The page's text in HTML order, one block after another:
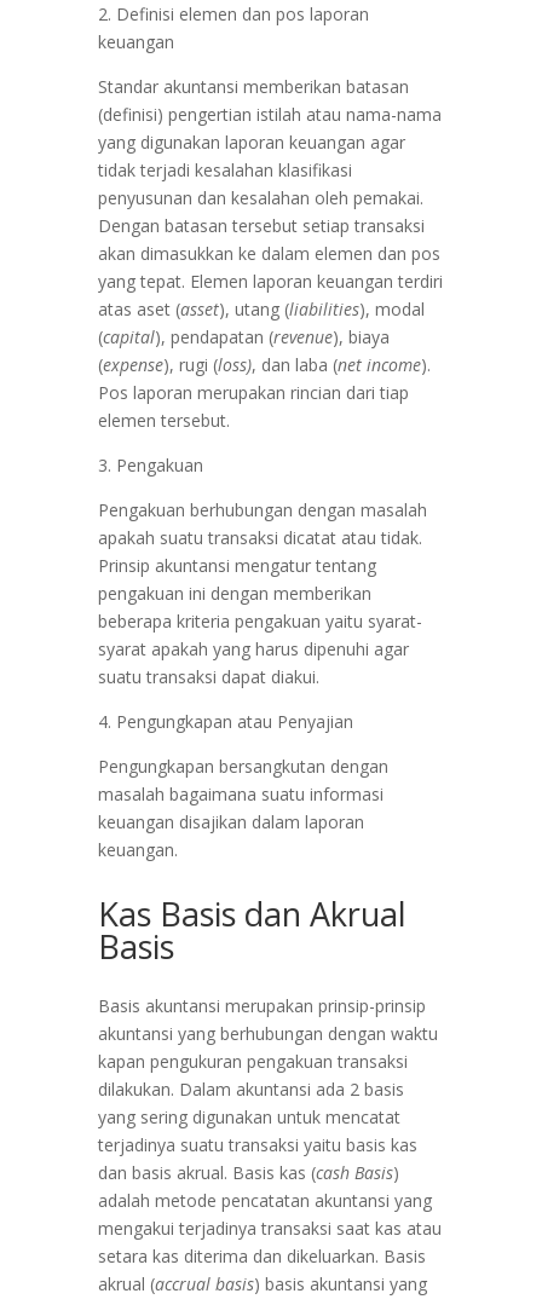
2. Definisi elemen dan pos laporan
keuangan
Standar akuntansi memberikan batasan
(definisi) pengertian istilah atau nama-nama
yang digunakan laporan keuangan agar
tidak terjadi kesalahan klasifikasi
penyusunan dan kesalahan oleh pemakai.
Dengan batasan tersebut setiap transaksi
akan dimasukkan ke dalam elemen dan pos
yang tepat. Elemen laporan keuangan terdiri
atas aset (asset), utang (liabilities), modal
(capital), pendapatan (revenue), biaya
(expense), rugi (loss), dan laba (net income).
Pos laporan merupakan rincian dari tiap
elemen tersebut.
3. Pengakuan
Pengakuan berhubungan dengan masalah
apakah suatu transaksi dicatat atau tidak.
Prinsip akuntansi mengatur tentang
pengakuan ini dengan memberikan
beberapa kriteria pengakuan yaitu syarat-
syarat apakah yang harus dipenuhi agar
suatu transaksi dapat diakui.
4. Pengungkapan atau Penyajian
Pengungkapan bersangkutan dengan
masalah bagaimana suatu informasi
keuangan disajikan dalam laporan
keuangan.
Kas Basis dan Akrual
Basis
Basis akuntansi merupakan prinsip-prinsip
akuntansi yang berhubungan dengan waktu
kapan pengukuran pengakuan transaksi
dilakukan. Dalam akuntansi ada 2 basis
yang sering digunakan untuk mencatat
terjadinya suatu transaksi yaitu basis kas
dan basis akrual. Basis kas (cash Basis)
adalah metode pencatatan akuntansi yang
mengakui terjadinya transaksi saat kas atau
setara kas diterima dan dikeluarkan. Basis
akrual (accrual basis) basis akuntansi yang